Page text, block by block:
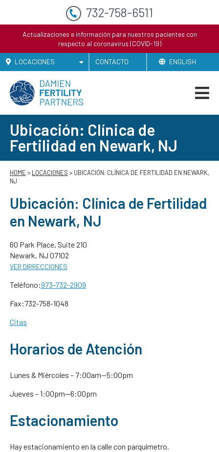
Actualizaciones e información para nuestros pacientes con
respecto al coronavirus (COVID-19)
LOCACIONES CONTACTO ENGLISH
732-758-6511
Ubicación: Clínica de
Fertilidad en Newark, NJ
HOME > LOCACIONES > UBICACIÓN: CLÍNICA DE FERTILIDAD EN NEWARK,
NJ
Ubicación: Clínica de Fertilidad
en Newark, NJ
60 Park Place, Suite 210
Newark, NJ 07102
VER DIRRECCIONES
Teléfono:973-732-2909
Fax:732-758-1048
Citas
Horarios de Atención
Lunes & Miércoles – 7:00am—5:00pm
Jueves – 1:00pm—6:00pm
Estacionamiento
Hay estacionamiento en la calle con parquímetro.